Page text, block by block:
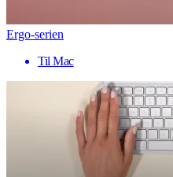
Ergo-serien
Til Mac